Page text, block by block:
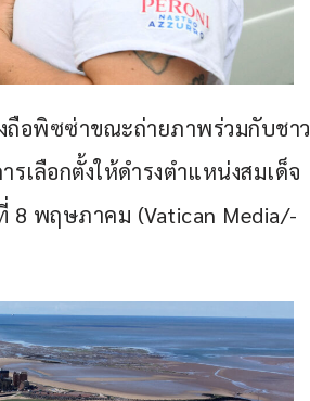
ถือพิซซ่าขณะถ่ายภาพร่วมกับชาว
เลือกตั้งให้ดำรงตำแหน่งสมเด็จ
8 พฤษภาคม (Vatican Media/­